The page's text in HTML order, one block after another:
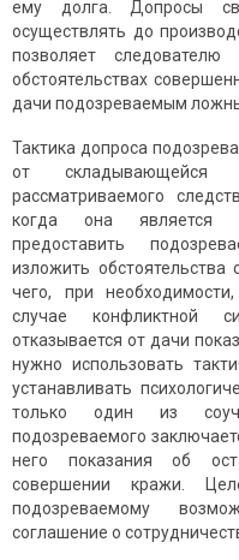
ему долга. Допросы
осуществлять до
позволяет
обстоятельствах
дачи подозреваемым
Тактика допроса
от складывающейся
рассматриваемого
когда она является
предоставить
изложить обстоятельства
чего, при
случае конфликтной
отказывается от дачи
нужно использовать
устанавливать
только один из
подозреваемого
него показания об
совершении кражи.
подозреваемому
соглашение о